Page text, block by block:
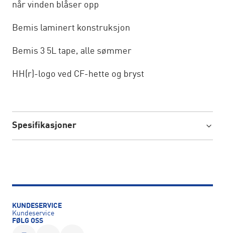
når vinden blåser opp
Bemis laminert konstruksjon
Bemis 3 5L tape, alle sømmer
HH(r)-logo ved CF-hette og bryst
Spesifikasjoner
KUNDESERVICE
Kundeservice
FØLG OSS